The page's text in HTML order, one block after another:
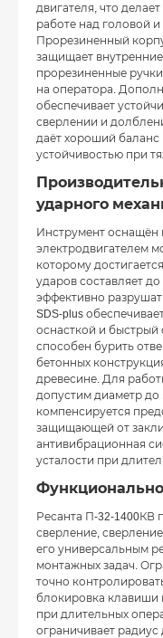
двигателя, что
работе над головой
Прорезиненный
защищает
прорезиненные
на оператора.
обеспечивает
сверлении и
даёт хороший
устойчивостью при
ударного
Инструмент
электродвигателем
которому
ударов составляет
эффективно
SDS-plus
оснасткой и быстрый
способен бурить
бетонных
древесине. Для
допустим диаметр до
компенсируется
защищающей от
антивибрационная
усталости при
Ресанта П-32-1400КВ
сверление,
его универсальным
монтажных задач.
точно
блокировка клавиши
при длительных
ограничивает